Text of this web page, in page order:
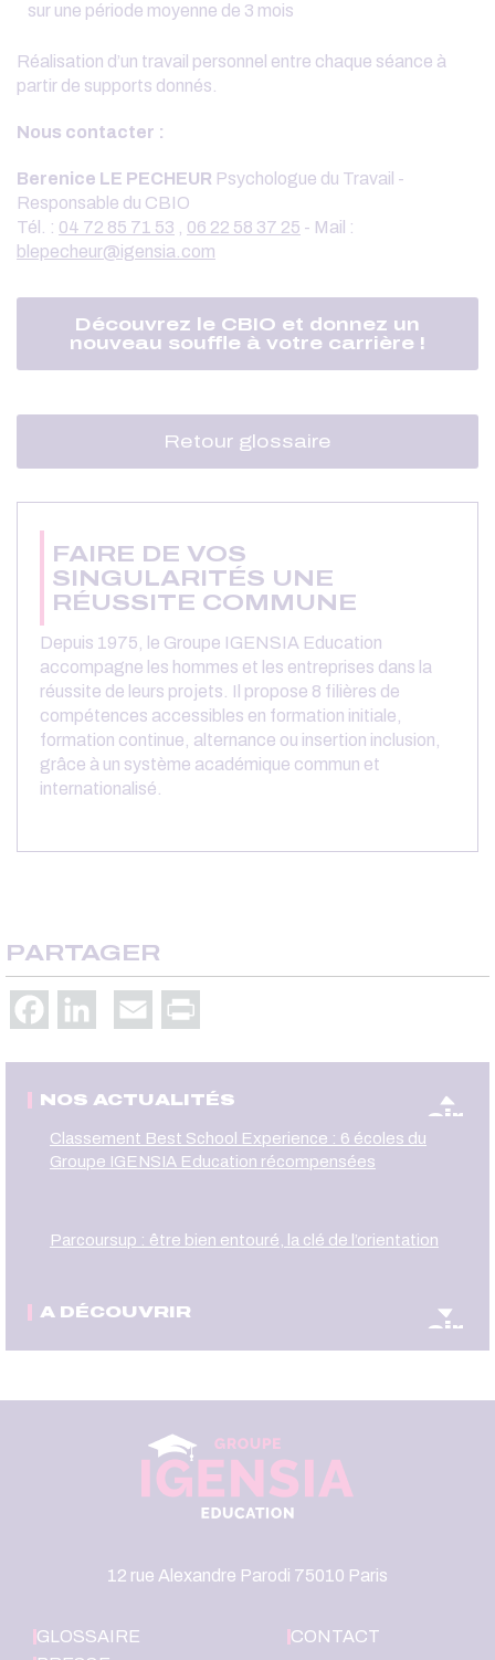
sur une période moyenne de 3 mois
Réalisation d’un travail personnel entre chaque séance à
partir de supports donnés.
Nous contacter :
Berenice LE PECHEUR Psychologue du Travail -
Responsable du CBIO
Tél. : 04 72 85 71 53 06 22 58 37 25 - Mail :
blepecheur@igensia.com
Découvrez le CBIO et donnez un
nouveau souffle à votre carrière !
Retour glossaire
FAIRE DE VOS
SINGULARITÉS UNE
RÉUSSITE COMMUNE
Depuis 1975, le Groupe IGENSIA Education
accompagne les hommes et les entreprises dans la
réussite de leurs projets. Il propose 8 filières de
compétences accessibles en formation initiale,
formation continue, alternance ou insertion inclusion,
grâce à un système académique commun et
internationalisé.
PARTAGER
FacebookLinkedIn Email
NOS ACTUALITÉS
oir
Classement Best School Experience : 6 écoles du
Groupe IGENSIA Education récompensées
Parcoursup : être bien entouré, la clé de l’orientation
A DÉCOUVRIR
oir
12 rue Alexandre Parodi 75010 Paris
GLOSSAIRE
CONTACT